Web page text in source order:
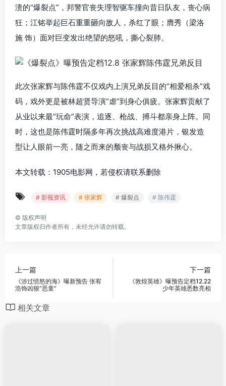
溃的“爆裂点”，邦警官丧失理智驱车撞向昔日队友，丧心病
狂；江铭举起巨石重重砸向敌人，杀红了眼；膺秀（梁洛
施 饰）面对巨变发出绝望的怒吼，撕心裂肺。
此次张家辉与陈伟霆不仅戏内上演兄弟反目的“相爱相杀”戏
码，戏外更是被林超贤导演“虐”到身心俱疲。张家辉贡献了
从业以来最“玩命”表演，追逐、枪战、搏斗都亲身上阵。同
时，这也是陈伟霆时隔多年再次挑战高难度港片，银发造
型让人眼前一亮，随之而来的颓丧与战损又格外揪心。
本文转载：1905电影网，若侵权请联系删除
# 影视资讯 # 张家辉 # 爆裂点 # 陈伟霆
© 版权声明
文章版权归作者所有，未经允许请勿转载。
上一篇
《涉过愤怒的海》曝新预告 张宥
浩饰凶狠“恶童”
下一篇
《敦煌英雄》曝预告定档12.22
少年英雄悉数亮相
相关文章